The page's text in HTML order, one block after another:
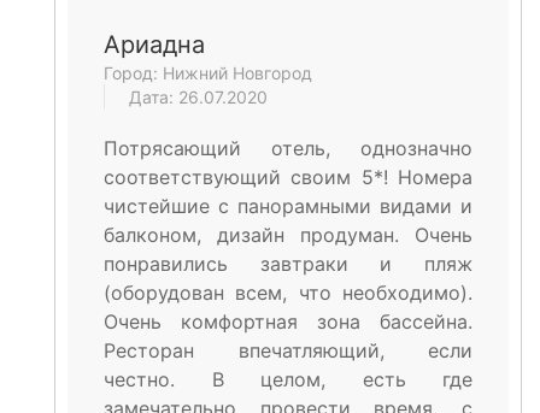
Ариадна
Город: Нижний Новгород
Дата: 26.07.2020
Потрясающий отель, однозначно
соответствующий своим 5*! Номера
чистейшие с панорамными видами и
балконом, дизайн продуман. Очень
понравились завтраки и пляж
(оборудован всем, что необходимо).
Очень комфортная зона бассейна.
Ресторан впечатляющий, если
честно. В целом, есть где
замечательно провести время, с